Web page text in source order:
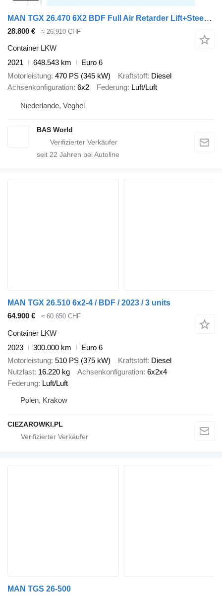
MAN TGX 26.470 6X2 BDF Full Air Retarder Lift+Steering Axle Euro 6
28.800 € ≈ 26.910 CHF
Container LKW
2021
648.543 km
Euro 6
Motorleistung 470 PS (345 kW) Kraftstoff Diesel
Achsenkonfiguration 6x2 Federung Luft/Luft
Niederlande, Veghel
BAS World
seit 22 Jahren bei Autoline
MAN TGX 26.510 6x2-4 / BDF / 2023 / 3 units
64.900 €
≈ 60.650 CHF
Container LKW
2023
300.000 km
Euro 6
Motorleistung 510 PS (375 kW) Kraftstoff Diesel
Nutzlast 16.220 kg Achsenkonfiguration 6x2x4
Federung Luft/Luft
Polen, Krakow
CIEZAROWKI.PL
MAN TGS 26-500